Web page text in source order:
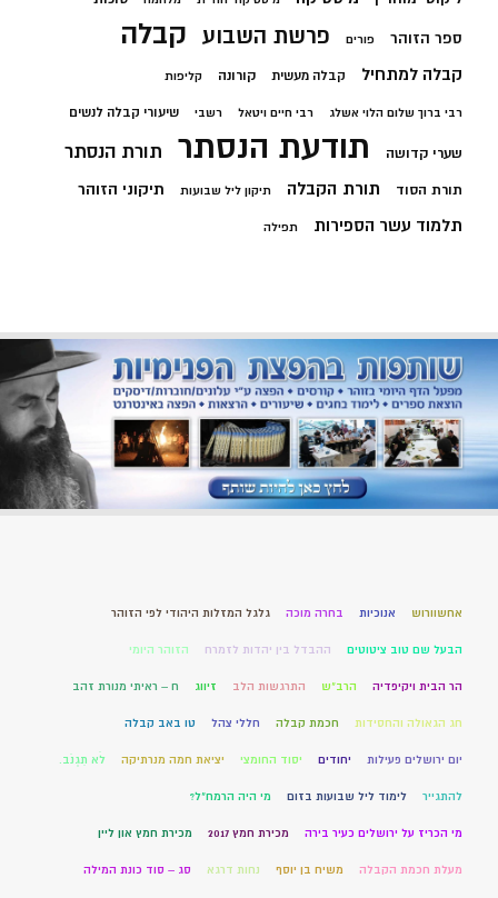
ספר הזוהר פורים פרשת השבוע קבלה
קבלה למתחיל קבלה מעשית קורונה קליפות
רבי ברוך שלום הלוי אשלג רבי חיים ויטאל רשבי שיעורי קבלה לנשים
שערי קדושה תודעת הנסתר תורת הנסתר
תורת הסוד תורת הקבלה תיקון ליל שבועות תיקוני הזוהר
תלמוד עשר הספירות תפילה
אחשוורוש אנוכיות בחרה מוכה גלגל המזלות היהודי לפי הזוהר
הבעל שם טוב ציטוטים ההבדל בין יהדות לזמרח הזוהר היומי
הר הבית ויקיפדיה הרב"ש התרגשות הלב זיווג ח – ראיתי מנורת זהב
חג הגאולה והחסידות חכמת קבלה חללי צהל טו באב קבלה
יום ירושלים פעילות יחודים יסוד החומצי יציאת חמה מנרתיקה לֹא תִגְנֹב.
להתגייר לימוד ליל שבועות בזום מי היה הרמח"ל?
מי הכריז על ירושלים כעיר בירה מכירת חמץ 2017 מכירת חמץ און ליין
מעלת חכמת הקבלה משיח בן יוסף נחות דרגא סג – סוד כונת המילה